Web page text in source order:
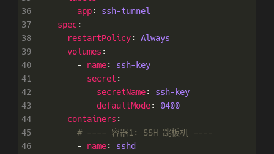
36
app: ssh-tunnel
37
spec
38
restartPolicy: Always
39
volumes
40
        -
name: ssh-key
41
secret
42
secretName: ssh-key
43
defaultMode: 0400
44
containers
45
# ---- 容器1: SSH 跳板机 ----
46
        -
name: sshd